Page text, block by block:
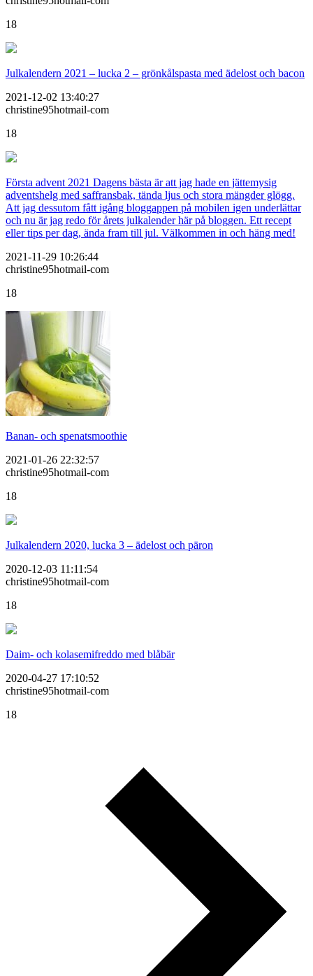
18
Julkalendern 2021 – lucka 2 – grönkålspasta med ädelost och bacon
2021-12-02 13:40:27
christine95hotmail-com
18
Första advent 2021 Dagens bästa är att jag hade en jättemysig
adventshelg med saffransbak, tända ljus och stora mängder glögg.
Att jag dessutom fått igång bloggappen på mobilen igen underlättar
och nu är jag redo för årets julkalender här på bloggen. Ett recept
eller tips per dag, ända fram till jul. Välkommen in och häng med!
2021-11-29 10:26:44
christine95hotmail-com
18
Banan- och spenatsmoothie
2021-01-26 22:32:57
christine95hotmail-com
18
Julkalendern 2020, lucka 3 – ädelost och päron
2020-12-03 11:11:54
christine95hotmail-com
18
Daim- och kolasemifreddo med blåbär
2020-04-27 17:10:52
christine95hotmail-com
18